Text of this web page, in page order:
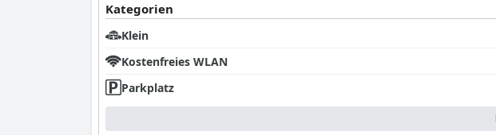
Kategorien
Klein
Kostenfreies WLAN
Parkplatz